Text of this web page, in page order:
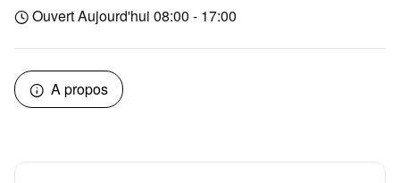
Ouvert Aujourd'hui 08:00 - 17:00
A propos